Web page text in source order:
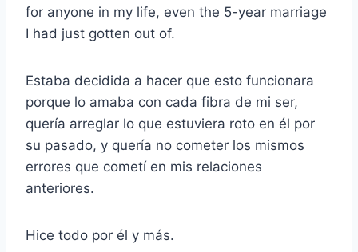
for anyone in my life, even the 5-year marriage
I had just gotten out of.
Estaba decidida a hacer que esto funcionara
porque lo amaba con cada fibra de mi ser,
quería arreglar lo que estuviera roto en él por
su pasado, y quería no cometer los mismos
errores que cometí en mis relaciones
anteriores.
Hice todo por él y más.